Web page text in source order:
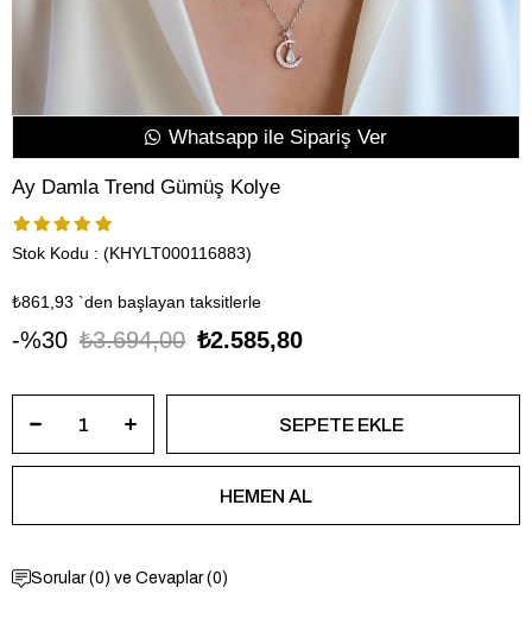
Whatsapp ile Sipariş Ver
Ay Damla Trend Gümüş Kolye
Stok Kodu (KHYLT000116883)
₺861,93 `den başlayan taksitlerle
30 ₺3.694,00 ₺2.585,80
Sorular (0) ve Cevaplar (0)